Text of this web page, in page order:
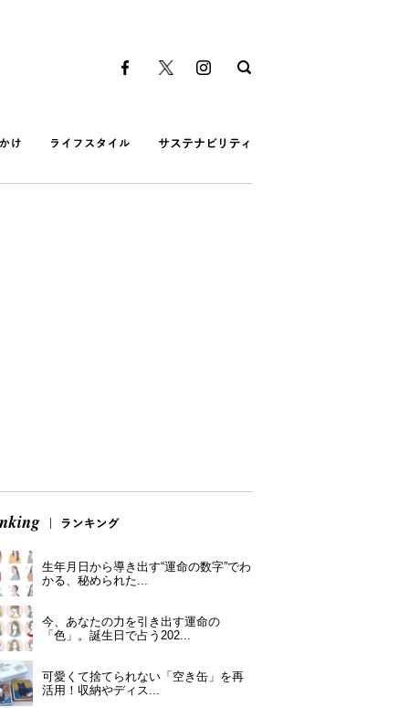
生年月日から導き出す“運命の数字”でわ
かる、秘められた...
今、あなたの力を引き出す運命の
「色」。誕生日で占う202...
可愛くて捨てられない「空き缶」を再
活用！収納やディス...